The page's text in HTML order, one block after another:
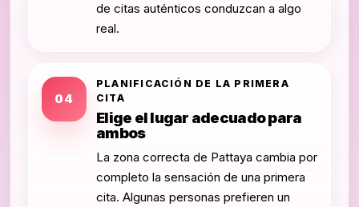
de citas auténticos conduzcan a algo
real.
04
PLANIFICACIÓN DE LA PRIMERA
CITA
Elige el lugar adecuado para
ambos
La zona correcta de Pattaya cambia por
completo la sensación de una primera
cita. Algunas personas prefieren un